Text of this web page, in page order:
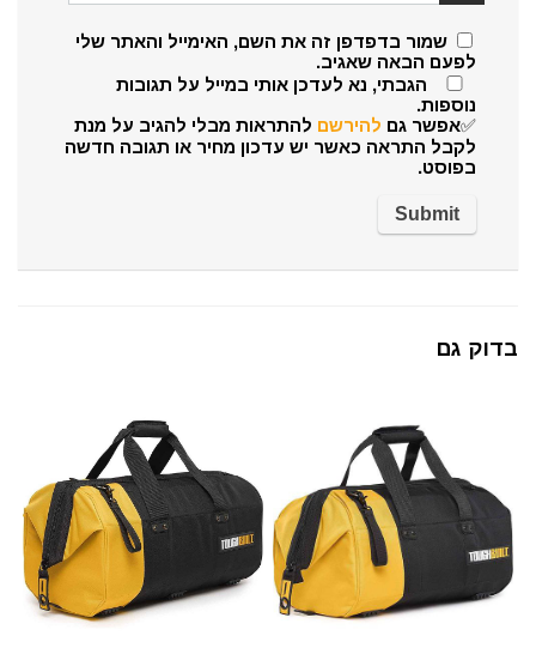
שמור בדפדפן זה את השם, האימייל והאתר שלי
לפעם הבאה שאגיב.
הגבתי, נא לעדכן אותי במייל על תגובות
נוספות.
✅אפשר גם להירשם להתראות מבלי להגיב על מנת
לקבל התראה כאשר יש עדכון מחיר או תגובה חדשה
בפוסט.
בדוק גם